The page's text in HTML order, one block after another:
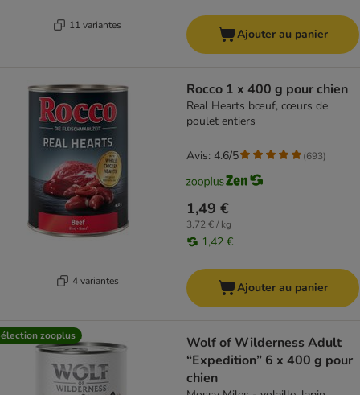
11 variantes
Ajouter au panier
4 variantes
Rocco 1 x 400 g pour chien
Real Hearts bœuf, cœurs de
poulet entiers
1,49 €
3,72 € / kg
1,42 €
Avis: 4.6/5 (693)
Ajouter au panier
zooplus
Wolf of Wilderness Adult
“Expedition” 6 x 400 g pour
chien